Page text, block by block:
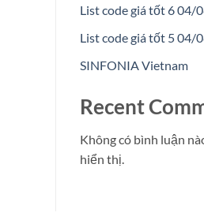
List code giá tốt 6 04/
List code giá tốt 5 04/
SINFONIA Vietnam
Recent
Không có bình luận
hiển thị.